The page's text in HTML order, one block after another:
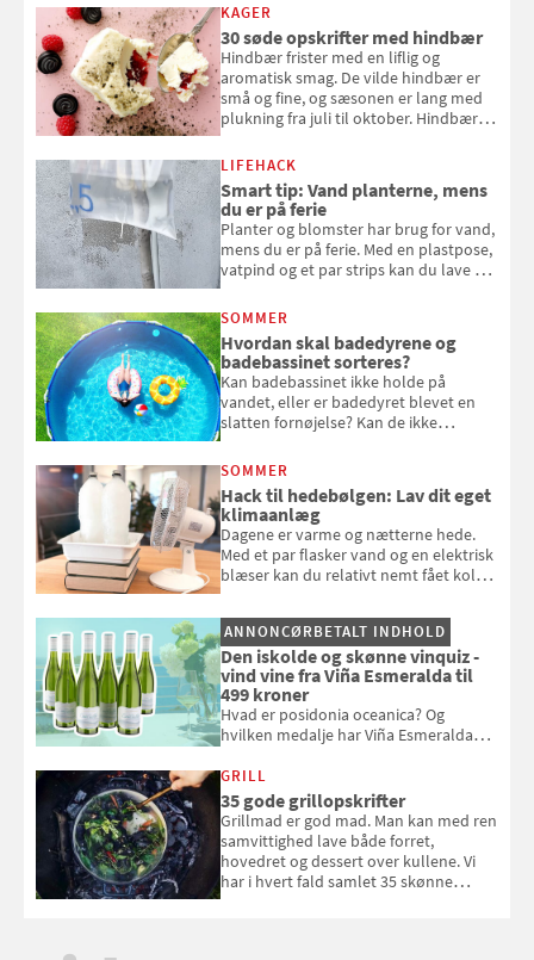
KAGER
30 søde opskrifter med hindbær
Hindbær frister med en liflig og
aromatisk smag. De vilde hindbær er
små og fine, og sæsonen er lang med
plukning fra juli til oktober. Hindbær
kan bruge dine hindbær i alt fra
bagværk og salater til is og syltning.
LIFEHACK
Smart tip: Vand planterne, mens
du er på ferie
Planter og blomster har brug for vand,
mens du er på ferie. Med en plastpose,
vatpind og et par strips kan du lave dit
at bede naboen om at vande eller
komme hjem til døde planter
SOMMER
Hvordan skal badedyrene og
badebassinet sorteres?
Kan badebassinet ikke holde på
vandet, eller er badedyret blevet en
slatten fornøjelse? Kan de ikke
opmærksom, når du smider
badebassinet eller et badedyr ud
SOMMER
Hack til hedebølgen: Lav dit eget
klimaanlæg
Dagene er varme og nætterne hede.
Med et par flasker vand og en elektrisk
blæser kan du relativt nemt fået koldt
og se, hvordan du gør
ANNONCØRBETALT INDHOLD
Den iskolde og skønne vinquiz -
vind vine fra Viña Esmeralda til
499 kroner
Hvad er posidonia oceanica? Og
hvilken medalje har Viña Esmeralda
med i Samvirkes skønne vinquiz, hvor
du kan vinde 6 flasker vin fra Viña
Esmeralda. Konkurrencen slutter 1.
september 2026.
GRILL
35 gode grillopskrifter
Grillmad er god mad. Man kan med ren
samvittighed lave både forret,
hovedret og dessert over kullene. Vi
har i hvert fald samlet 35 skønne